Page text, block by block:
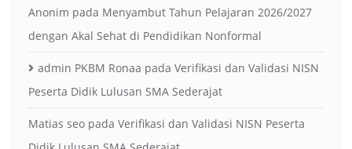
Anonim pada Menyambut Tahun Pelajaran 2026/2027
dengan Akal Sehat di Pendidikan Nonformal
admin PKBM Ronaa pada Verifikasi dan Validasi NISN
Peserta Didik Lulusan SMA Sederajat
Matias seo pada Verifikasi dan Validasi NISN Peserta